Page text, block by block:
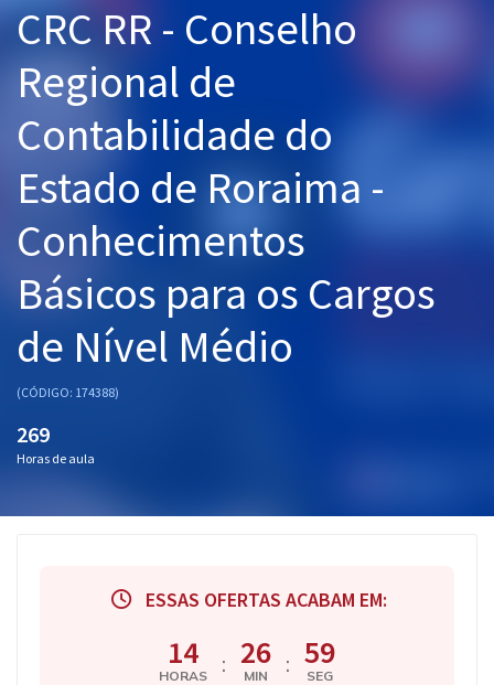
Cursos 20% OFF
Pós
Graduação
OAB
Mentorias
Questões grátis
Conteúdo gratuito
CRC RR - Conselho
Regional de
Contabilidade do
Estado de Roraima -
Conhecimentos
Básicos para os Cargos
de Nível Médio
(CÓDIGO: 174388)
269
Horas de aula
ESSAS OFERTAS ACABAM EM:
14
HORAS : 26
MIN : 58
SEG